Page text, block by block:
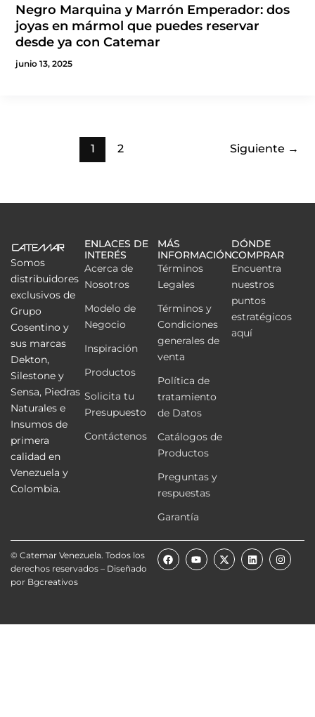
Negro Marquina y Marrón Emperador: dos
joyas en mármol que puedes reservar
desde ya con Catemar
junio 13, 2025
1 2 Siguiente →
Somos
distribuidores
exclusivos de
Grupo
Cosentino y
sus marcas
Dekton,
Silestone y
Sensa, Piedras
Naturales e
Insumos de
primera
calidad en
Venezuela y
Colombia.
ENLACES DE
INTERÉS
Acerca de
Nosotros
Modelo de
Negocio
Inspiración
Productos
Solicita tu
Presupuesto
Contáctenos
MÁS
INFORMACIÓN
Términos
Legales
Términos y
Condiciones
generales de
venta
Política de
tratamiento
de Datos
Catálogos de
Productos
Preguntas y
respuestas
Garantía
DÓNDE
COMPRAR
Encuentra
nuestros
puntos
estratégicos
aquí
© Catemar Venezuela. Todos los
derechos reservados – Diseñado
por Bgcreativos
F
a
c
k
Y
o
u
X
-
t
e
L
i
n
n
I
n
s
a